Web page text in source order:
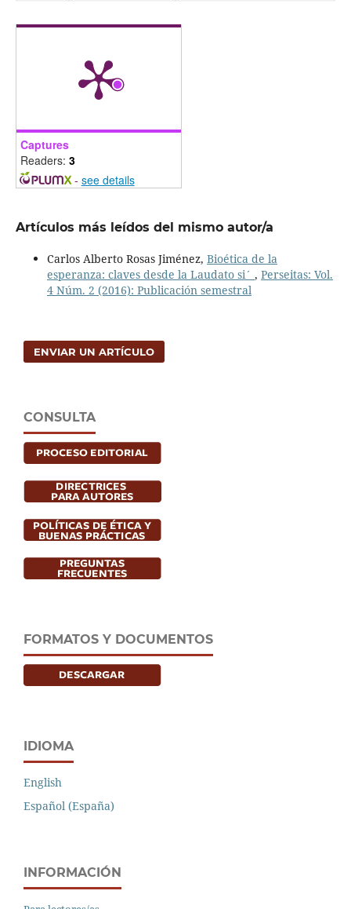
Captures
Readers: 3
- see details
Artículos más leídos del mismo autor/a
Carlos Alberto Rosas Jiménez, Bioética de la
esperanza: claves desde la Laudato si´ , Perseitas: Vol.
4 Núm. 2 (2016): Publicación semestral
ENVIAR UN ARTÍCULO
CONSULTA
FORMATOS Y DOCUMENTOS
IDIOMA
English
Español (España)
INFORMACIÓN